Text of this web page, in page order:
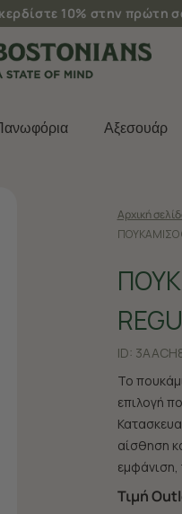
10% στην πρώτη
Aξεσουάρ
Αρχική
ΠΟΥΚΑΜΙΣΟ
ID:
Το
επιλογή
αίσθηση
εμφάνιση,
Τιμή